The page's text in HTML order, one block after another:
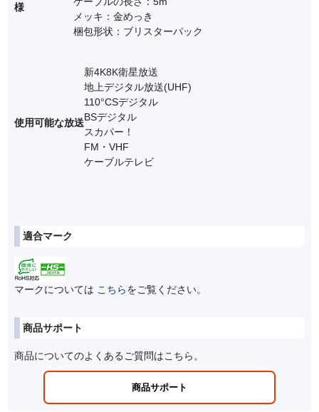
様
メッキ：金めっき
梱包形状：ブリスターパック
使用可能な放送
新4K8K衛星放送
地上デジタル放送(UHF)
110°CSデジタル
BSデジタル
スカパー！
FM・VHF
ケーブルテレビ
適合マーク
マークについては こちらをご覧ください。
商品サポート
商品についてのよくあるご質問はこちら。
商品サポート